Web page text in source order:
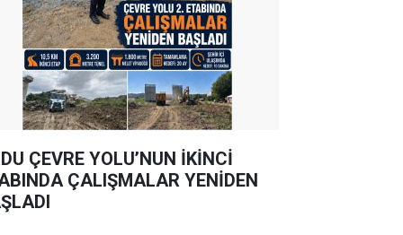
ÇEVRE YOLU’NUN İKİNCİ
ÇALIŞMALAR YENİDEN